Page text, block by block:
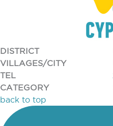
DISTRICT
VILLAGES/CITY
TEL
CATEGORY
back to top